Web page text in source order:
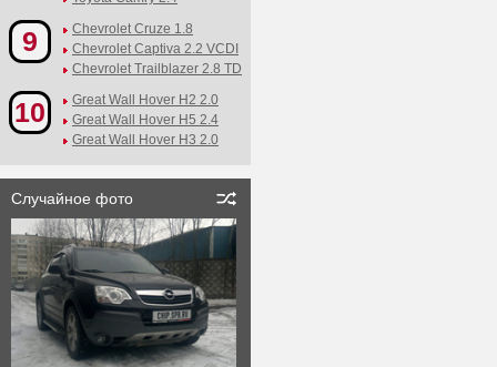
9
Chevrolet Cruze 1.8
Chevrolet Captiva 2.2 VCDI
Chevrolet Trailblazer 2.8 TD
10
Great Wall Hover H2 2.0
Great Wall Hover H5 2.4
Great Wall Hover H3 2.0
Случайное фото